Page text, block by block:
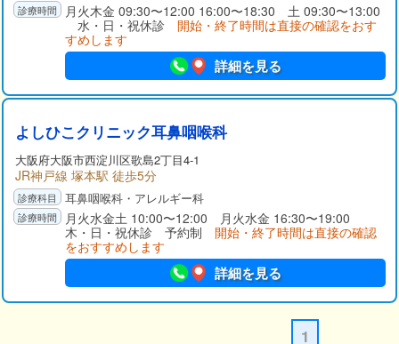
月火木金 09:30〜12:00 16:00〜18:30 土 09:30〜13:00
水・日・祝休診 開始・終了時間は直接の確認をおす
すめします
詳細を見る
よしひこクリニック耳鼻咽喉科
大阪府大阪市西淀川区歌島2丁目4-1
JR神戸線 塚本駅 徒歩5分
耳鼻咽喉科・アレルギー科
月火水金土 10:00〜12:00 月火水金 16:30〜19:00
木・日・祝休診 予約制 開始・終了時間は直接の確認
をおすすめします
詳細を見る
1